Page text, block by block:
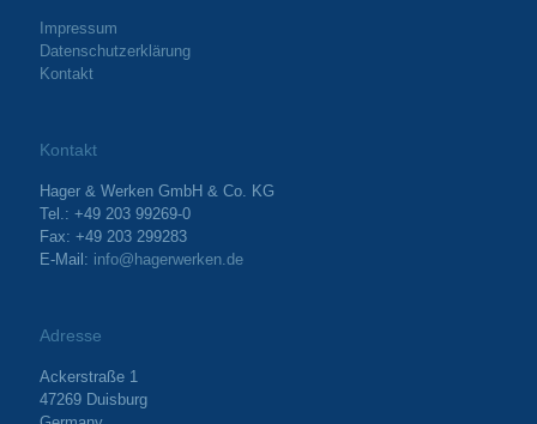
Impressum
Datenschutzerklärung
Kontakt
Kontakt
Hager & Werken GmbH & Co. KG
Tel.: +49 203 99269-0
Fax: +49 203 299283
E-Mail: info@hagerwerken.de
Adresse
Ackerstraße 1
47269 Duisburg